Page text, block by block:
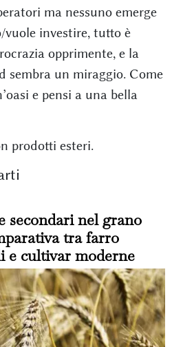
ma nessuno emerge
vuole investire, tutto è
opprimente, e la
sembra un miraggio. Come
e pensi a una bella
prodotti esteri.
nel grano
tra farro
e cultivar moderne